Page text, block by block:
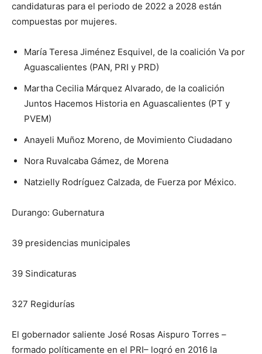
candidaturas para el periodo de 2022 a 2028 están
compuestas por mujeres.
María Teresa Jiménez Esquivel, de la coalición Va por
Aguascalientes (PAN, PRI y PRD)
Martha Cecilia Márquez Alvarado, de la coalición
Juntos Hacemos Historia en Aguascalientes (PT y
PVEM)
Anayeli Muñoz Moreno, de Movimiento Ciudadano
Nora Ruvalcaba Gámez, de Morena
Natzielly Rodríguez Calzada, de Fuerza por México.
Durango: Gubernatura
39 presidencias municipales
39 Sindicaturas
327 Regidurías
El gobernador saliente José Rosas Aispuro Torres –
formado políticamente en el PRI– logró en 2016 la